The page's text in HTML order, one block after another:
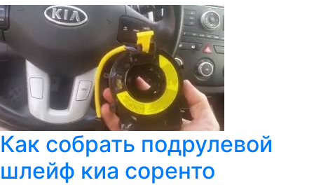
Как собрать подрулевой
шлейф киа соренто